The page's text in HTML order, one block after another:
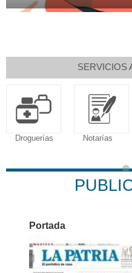
SERVICIOS
Droguerías Notarías
Portada